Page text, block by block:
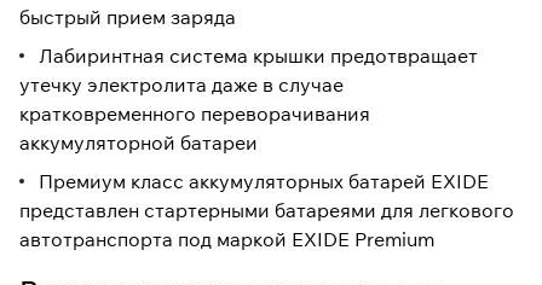
быстрый прием заряда
Лабиринтная система крышки предотвращает
утечку электролита даже в случае
кратковременного переворачивания
аккумуляторной батареи
Премиум класс аккумуляторных батарей EXIDE
представлен стартерными батареями для легкового
автотранспорта под маркой EXIDE Premium